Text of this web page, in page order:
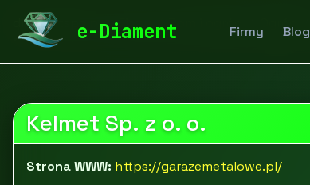
e-Diament Firmy Blog
diamentspa.pl Dom i ogród
Kelmet Sp. z o. o.
Strona WWW: https://garazemetalowe.pl/